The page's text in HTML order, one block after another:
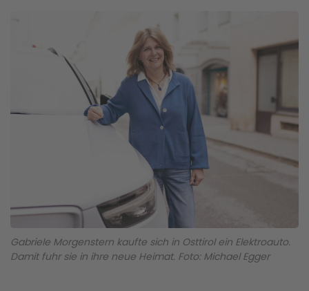
Gabriele Morgenstern kaufte sich in Osttirol ein Elektroauto.
Damit fuhr sie in ihre neue Heimat. Foto: Michael Egger